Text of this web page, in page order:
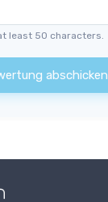
least 50 characters.
abschicken